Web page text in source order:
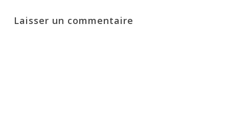
Laisser un commentaire